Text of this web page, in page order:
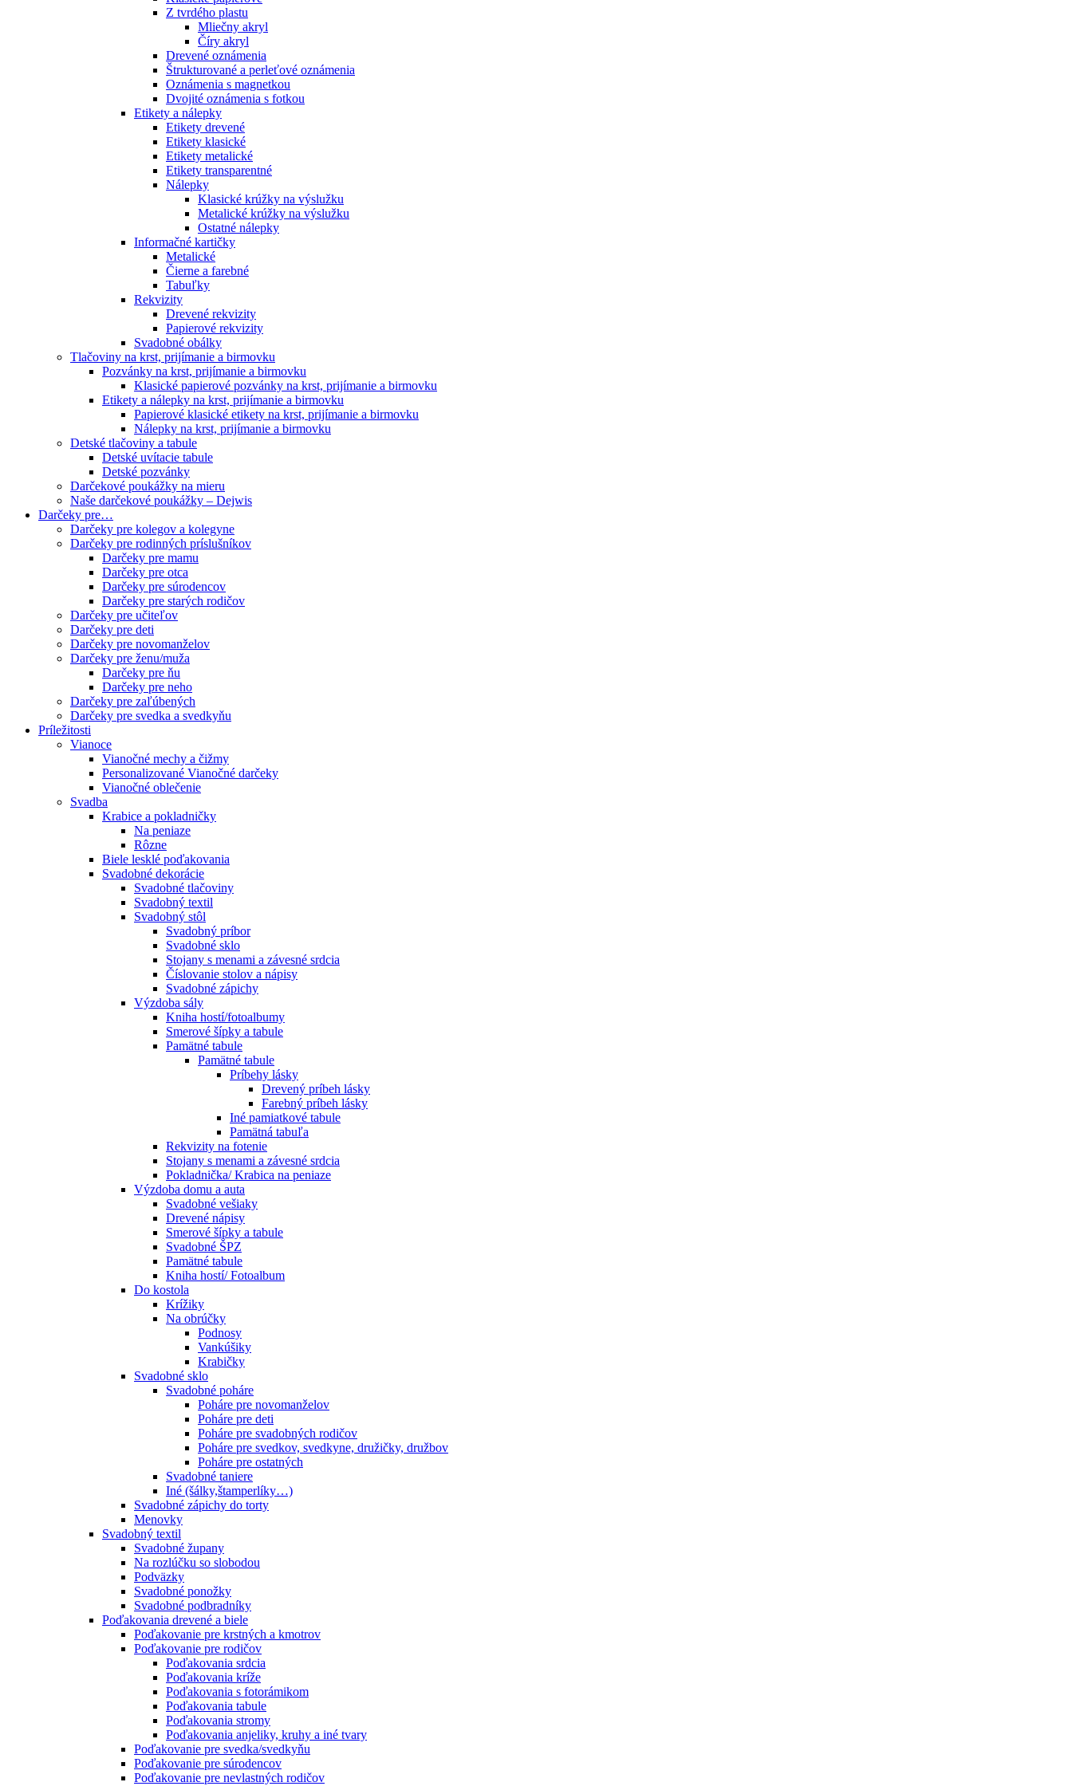
Z tvrdého plastu
Mliečny akryl
Číry akryl
Drevené oznámenia
Štrukturované a perleťové oznámenia
Oznámenia s magnetkou
Dvojité oznámenia s fotkou
Etikety a nálepky
Etikety drevené
Etikety klasické
Etikety metalické
Etikety transparentné
Nálepky
Klasické krúžky na výslužku
Metalické krúžky na výslužku
Ostatné nálepky
Informačné kartičky
Metalické
Čierne a farebné
Tabuľky
Rekvizity
Drevené rekvizity
Papierové rekvizity
Svadobné obálky
Tlačoviny na krst, prijímanie a birmovku
Pozvánky na krst, prijímanie a birmovku
Klasické papierové pozvánky na krst, prijímanie a birmovku
Etikety a nálepky na krst, prijímanie a birmovku
Papierové klasické etikety na krst, prijímanie a birmovku
Nálepky na krst, prijímanie a birmovku
Detské tlačoviny a tabule
Detské uvítacie tabule
Detské pozvánky
Darčekové poukážky na mieru
Naše darčekové poukážky – Dejwis
Darčeky pre…
Darčeky pre kolegov a kolegyne
Darčeky pre rodinných príslušníkov
Darčeky pre mamu
Darčeky pre otca
Darčeky pre súrodencov
Darčeky pre starých rodičov
Darčeky pre učiteľov
Darčeky pre deti
Darčeky pre novomanželov
Darčeky pre ženu/muža
Darčeky pre ňu
Darčeky pre neho
Darčeky pre zaľúbených
Darčeky pre svedka a svedkyňu
Príležitosti
Vianoce
Vianočné mechy a čižmy
Personalizované Vianočné darčeky
Vianočné oblečenie
Svadba
Krabice a pokladničky
Na peniaze
Rôzne
Biele lesklé poďakovania
Svadobné dekorácie
Svadobné tlačoviny
Svadobný textil
Svadobný stôl
Svadobný príbor
Svadobné sklo
Stojany s menami a závesné srdcia
Číslovanie stolov a nápisy
Svadobné zápichy
Výzdoba sály
Kniha hostí/fotoalbumy
Smerové šípky a tabule
Pamätné tabule
Pamätné tabule
Príbehy lásky
Drevený príbeh lásky
Farebný príbeh lásky
Iné pamiatkové tabule
Pamätná tabuľa
Rekvizity na fotenie
Stojany s menami a závesné srdcia
Pokladnička/ Krabica na peniaze
Výzdoba domu a auta
Svadobné vešiaky
Drevené nápisy
Smerové šípky a tabule
Svadobné ŠPZ
Pamätné tabule
Kniha hostí/ Fotoalbum
Do kostola
Krížiky
Na obrúčky
Podnosy
Vankúšiky
Krabičky
Svadobné sklo
Svadobné poháre
Poháre pre novomanželov
Poháre pre deti
Poháre pre svadobných rodičov
Poháre pre svedkov, svedkyne, družičky, družbov
Poháre pre ostatných
Svadobné taniere
Iné (šálky,štamperlíky…)
Svadobné zápichy do torty
Menovky
Svadobný textil
Svadobné župany
Na rozlúčku so slobodou
Podväzky
Svadobné ponožky
Svadobné podbradníky
Poďakovania drevené a biele
Poďakovanie pre krstných a kmotrov
Poďakovanie pre rodičov
Poďakovania srdcia
Poďakovania kríže
Poďakovania s fotorámikom
Poďakovania tabule
Poďakovania stromy
Poďakovania anjeliky, kruhy a iné tvary
Poďakovanie pre svedka/svedkyňu
Poďakovanie pre súrodencov
Poďakovanie pre nevlastných rodičov